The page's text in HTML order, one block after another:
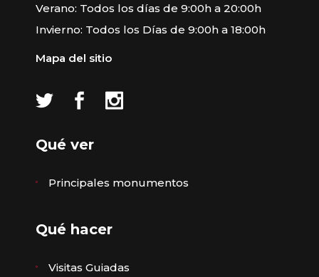
Verano: Todos los días de 9:00h a 20:00h
Invierno: Todos los Días de 9:00h a 18:00h
Mapa del sitio
Qué ver
Principales monumentos
Qué hacer
Visitas Guiadas